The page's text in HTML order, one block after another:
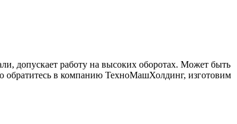
допускает работу на высоких оборотах. Может быть
обратитесь в компанию ТехноМашХолдинг, изготовим